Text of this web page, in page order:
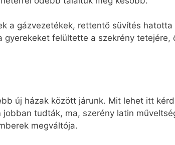
a gázvezetékek, rettentő süvítés
gyerekeket felültette a szekrény
új házak között járunk. Mit lehet itt
jobban tudták, ma, szerény latin
megváltója.